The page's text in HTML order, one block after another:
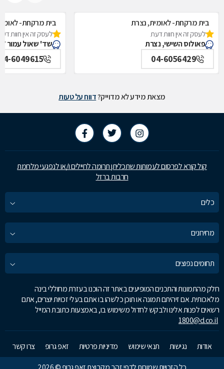
בית מרקחת- לאומית, נצרת
לעסק זה אין חוות דעת
פאולוס השישי, נצרת
04-6056429
בית מרקחת-
לעסק זה אין חוות
שד' שאול עמור 77, מגדל העמק
6049615
מצאת מידע לא מדוייק?דווח על טעות
קול קורא לפרסום לעמותות שתכליתן תרומה לחיילים ו/או לנפגעי מלחמת
חרבות ברזל
כלים
מחירונים
תחומים נפוצים
חלק מהתמונות והתכנים המופיעים באתר זה הוכנו בעזרת מחוללי בינה
מלאכותית. אם זיהיתם תמונה או תוכן כלשהו בו אתם בעלי זכויות יוצרים, אתם
רשאים לפנות אלינו ולבקש לחדול משימוש בו, באמצעות כתובת המייל
1800@d.co.il
אודות נגישות תנאי שימוש מדיניות פרטיות זאפ גרופ
צרו קשר